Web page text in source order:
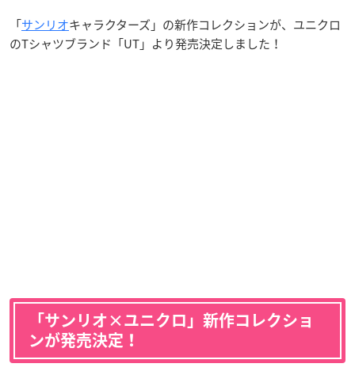
「サンリオキャラクターズ」の新作コレクションが、ユニクロ
のTシャツブランド「UT」より発売決定しました！
「サンリオ×ユニクロ」新作コレクショ
ンが発売決定！